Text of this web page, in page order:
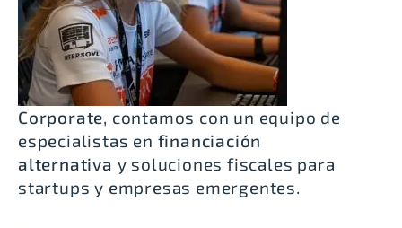
Corporate, contamos con un equipo de
especialistas en financiación
alternativa y soluciones fiscales para
startups y empresas emergentes.